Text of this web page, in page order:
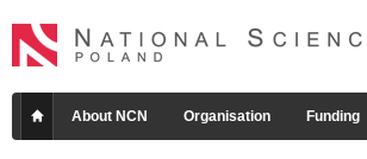
About NCN Organisation Funding